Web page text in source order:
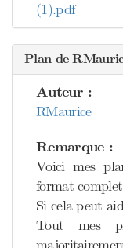
(1).pdf
Plan de
Auteur :
RMaurice
Remarque :
Voici mes
format
Si cela peut
Tout mes